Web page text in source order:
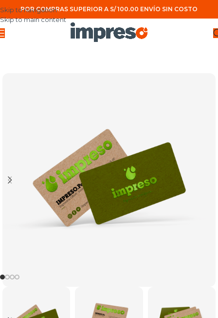
Skip to navigation
Skip to main content
POR COMPRAS SUPERIOR A S/ 100.00 ENVÍO SIN COSTO